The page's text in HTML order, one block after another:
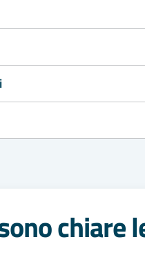
chiare